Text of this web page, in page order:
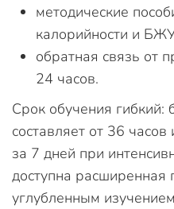
методические
калорийности и
обратная связь от
24 часов.
Срок обучения гибкий:
составляет от 36
за 7 дней при
доступна расширенная
углубленным